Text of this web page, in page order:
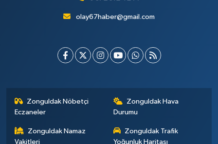
olay67haber@gmail.com
Zonguldak Nöbetçi
Eczaneler
Zonguldak Hava
Durumu
Zonguldak Namaz
Vakitleri
Zonguldak Trafik
Yoğunluk Haritası